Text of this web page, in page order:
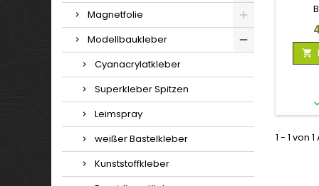
Magnetfolie
Modellbaukleber
Cyanacrylatkleber
Superkleber Spitzen
Leimspray
weißer Bastelkleber
Kunststoffkleber

1 - 1 von